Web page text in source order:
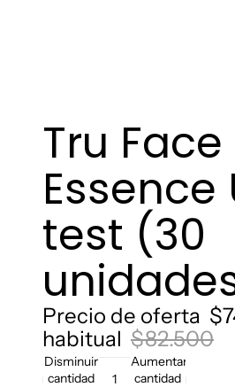
Tru Face
Essence
test (30
Precio de oferta
habitual $82.500
Disminuir
cantidad
Aumentar
cantidad